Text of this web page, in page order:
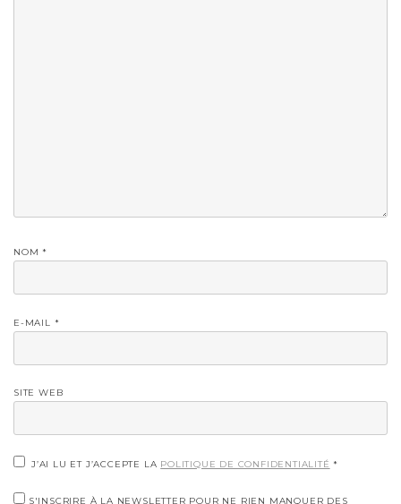
NOM *
E-MAIL *
SITE WEB
J’AI LU ET J’ACCEPTE LA POLITIQUE DE CONFIDENTIALITÉ *
S'INSCRIRE À LA NEWSLETTER POUR NE RIEN MANQUER DES